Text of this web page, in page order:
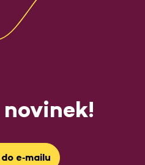
e‑mailu